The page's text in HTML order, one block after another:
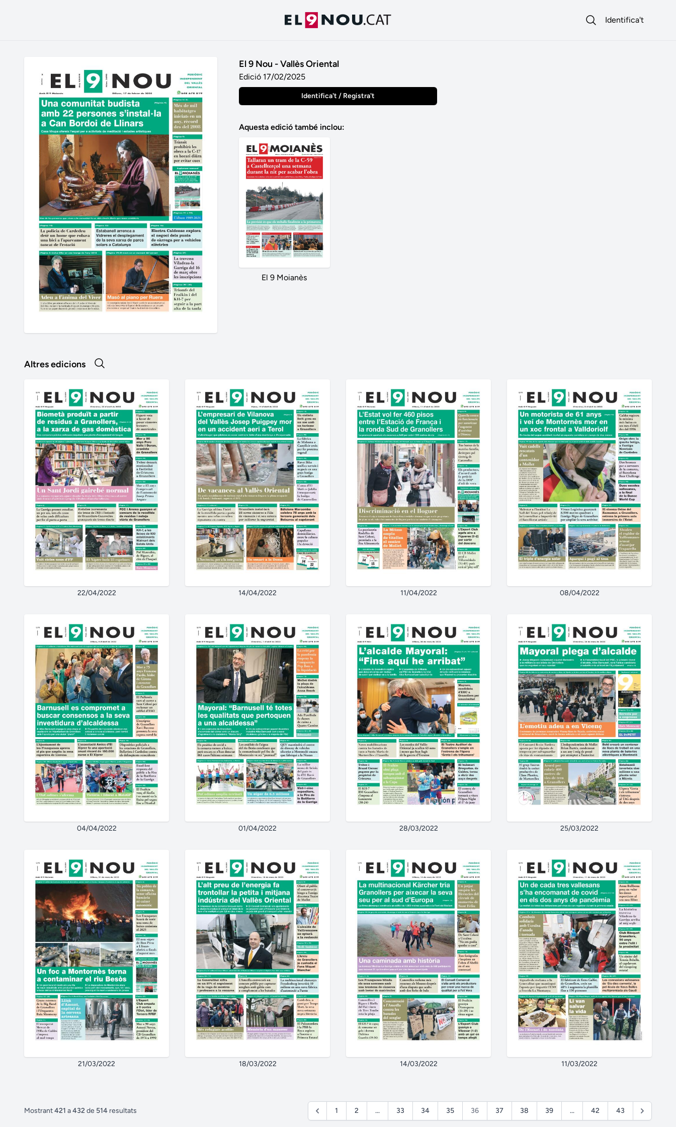
Identifica't
El 9 Nou - Vallès Oriental
Edició 17/02/2025
Identifica't / Registra't
Aquesta edició també inclou:
El 9 Moianès
Altres edicions
22/04/2022 14/04/2022 11/04/2022 08/04/2022
04/04/2022 01/04/2022 28/03/2022 25/03/2022
21/03/2022 18/03/2022 14/03/2022 11/03/2022
Mostrant421 a432de 514 resultats 1 2 ... 33 34 35 36 37 38 39 ... 42 43